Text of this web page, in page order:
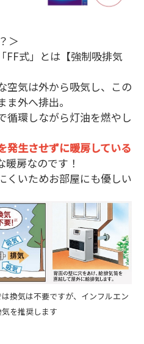
＞
FF式」とは【強制吸排気
空気は外から吸気し、この
外へ排出。
循環しながら灯油を燃やし
発生させずに暖房している
暖房なのです！
くいためお部屋にも優しい
換気は不要ですが、インフルエン
を推奨します